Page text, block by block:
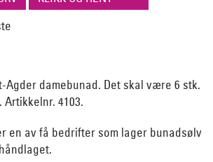
Agder damebunad. Det skal være 6 stk.
4103.
en av få bedrifter som lager bunadsølv